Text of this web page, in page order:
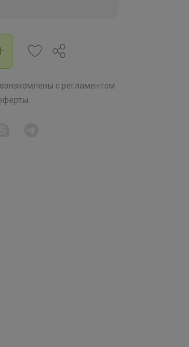
с регламентом